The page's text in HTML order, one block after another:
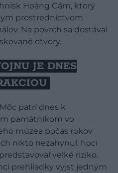
Hoàng Cầm, ktorý
prostredníctvom
Na povrch sa dostával
otvory.
JE DNES
patrí dnes k
pamätníkom vo
múzea počas rokov
nikto nezahynul, hoci
veľké riziko.
prehliadky vyjsť jedným